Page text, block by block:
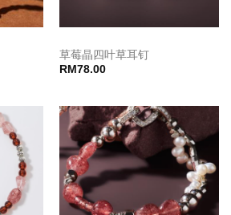
草莓晶四叶草耳钉
RM 78.00